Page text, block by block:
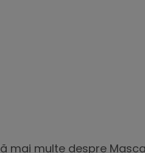
mai multe despre